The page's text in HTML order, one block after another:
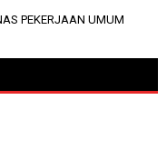
PEKERJAAN UMUM